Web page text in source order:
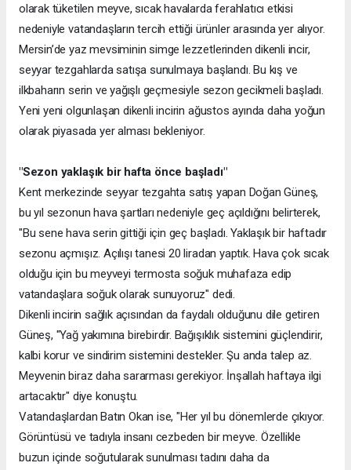
olarak tüketilen meyve, sıcak havalarda ferahlatıcı etkisi
nedeniyle vatandaşların tercih ettiği ürünler arasında yer alıyor.
Mersin’de yaz mevsiminin simge lezzetlerinden dikenli incir,
seyyar tezgahlarda satışa sunulmaya başlandı. Bu kış ve
ilkbaharın serin ve yağışlı geçmesiyle sezon gecikmeli başladı.
Yeni yeni olgunlaşan dikenli incirin ağustos ayında daha yoğun
olarak piyasada yer alması bekleniyor.
"Sezon yaklaşık bir hafta önce başladı"
Kent merkezinde seyyar tezgahta satış yapan Doğan Güneş,
bu yıl sezonun hava şartları nedeniyle geç açıldığını belirterek,
"Bu sene hava serin gittiği için geç başladı. Yaklaşık bir haftadır
sezonu açmışız. Açılışı tanesi 20 liradan yaptık. Hava çok sıcak
olduğu için bu meyveyi termosta soğuk muhafaza edip
vatandaşlara soğuk olarak sunuyoruz" dedi.
Dikenli incirin sağlık açısından da faydalı olduğunu dile getiren
Güneş, "Yağ yakımına birebirdir. Bağışıklık sistemini güçlendirir,
kalbi korur ve sindirim sistemini destekler. Şu anda talep az.
Meyvenin biraz daha sararması gerekiyor. İnşallah haftaya ilgi
artacaktır" diye konuştu.
Vatandaşlardan Batın Okan ise, "Her yıl bu dönemlerde çıkıyor.
Görüntüsü ve tadıyla insanı cezbeden bir meyve. Özellikle
buzun içinde soğutularak sunulması tadını daha da